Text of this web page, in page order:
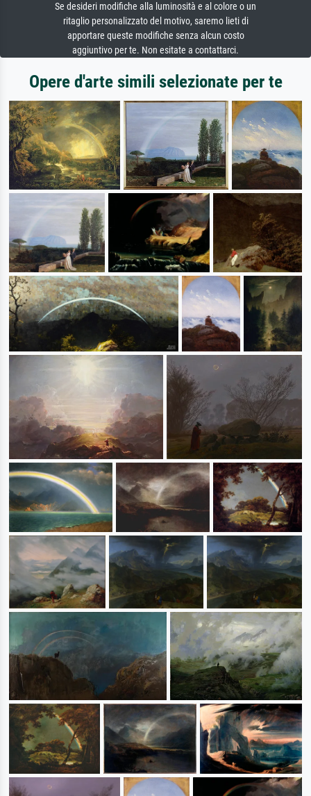
Se desideri modifiche alla luminosità e al colore o un
ritaglio personalizzato del motivo, saremo lieti di
apportare queste modifiche senza alcun costo
aggiuntivo per te. Non esitate a contattarci.
Opere d'arte simili selezionate per te